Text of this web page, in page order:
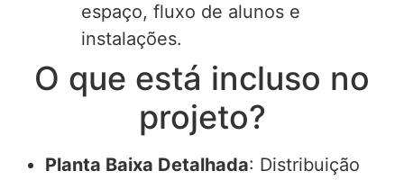
espaço, fluxo de alunos e
instalações.
O que está incluso no
projeto?
Planta Baixa Detalhada: Distribuição